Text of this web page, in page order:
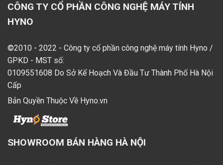
CÔNG TY CỔ PHẦN CÔNG NGHỆ MÁY TÍNH
HYNO
©2010 - 2022 - Công ty cổ phần công nghệ máy tính Hyno /
GPKD - MST số:
0109551608 Do Sở Kế Hoạch Và Đầu Tư Thành Phố Hà Nội
Cấp
Bản Quyền Thuộc Về Hyno.vn
SHOWROOM BÁN HÀNG HÀ NỘI